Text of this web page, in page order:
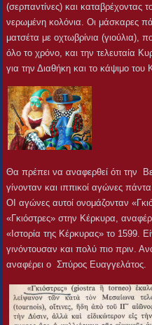
(σερπαντίνες) και καταβρέχοντας
νερωμένη κολόνια. Οι μάσκαρες
ματσέτα με οχτωβρίνια (γιούλια),
όλο το χρόνο, και την τελευταία
για την Διαθήκη και το κάψιμο
Θα πρέπει να αναφερθεί ότι την
γίνονταν και ιππικοί αγώνες
ΟΙ αγώνες αυτοί ονομάζονταν
«Γκιόστρες» στην Κέρκυρα,
«Ιστορία της Κέρκυρας» το 1599.
γινόντουσαν και πολύ πιο πριν.
αναφέρει ο Σπύρος Ευαγγελάτος.